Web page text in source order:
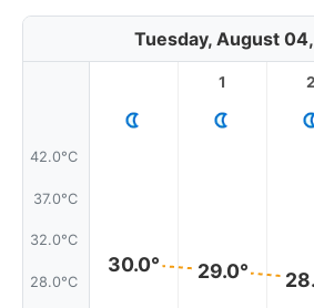
Tuesday, August
42.0°C
37.0°C
32.0°C
28.0°C
30.0°
1
29.0°
2